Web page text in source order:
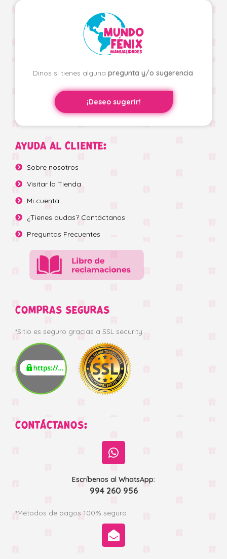
Dinos si tienes alguna pregunta y/o sugerencia.
¡Deseo sugerir!
AYUDA AL CLIENTE:
Sobre nosotros
Visitar la Tienda
Mi cuenta
¿Tienes dudas? Contáctanos
Preguntas Frecuentes
COMPRAS SEGURAS
*Sitio es seguro gracias a SSL security
CONTÁCTANOS:
Escríbenos al WhatsApp:
994 260 956
*Métodos de pagos 100% seguro